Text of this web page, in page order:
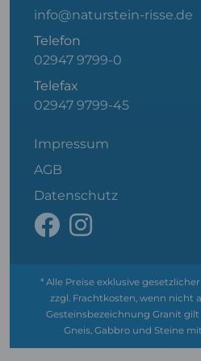
info@naturstein-risse.de
Telefon
02947 9799-0
Telefax
02947 9799-45
Impressum
AGB
Datenschutz
* Alle Preise exklusive
zzgl. Frachtkosten, wenn nicht
Gesteinsbezeichnung Granit
Gneis, Gabbro und Steine